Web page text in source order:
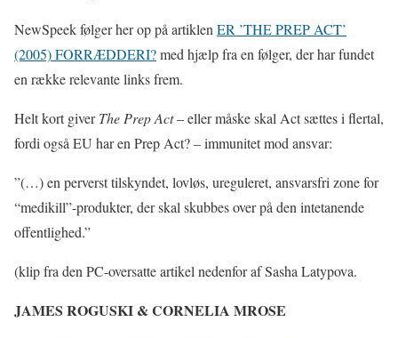
NewSpeek følger her op på artiklen ER ’THE PREP ACT’
(2005) FORRÆDDERI?med hjælp fra en følger, der har fundet
en række relevante links frem.
Helt kort giverThe Prep Act– eller måske skal Act sættes i flertal,
fordi også EU har en Prep Act? – immunitet mod ansvar:
”(…) en perverst tilskyndet, lovløs, ureguleret, ansvarsfri zone for
“medikill”-produkter, der skal skubbes over på den intetanende
offentlighed.”
(klip fra den PC-oversatte artikel nedenfor af Sasha Latypova.
JAMES ROGUSKI & CORNELIA MROSE